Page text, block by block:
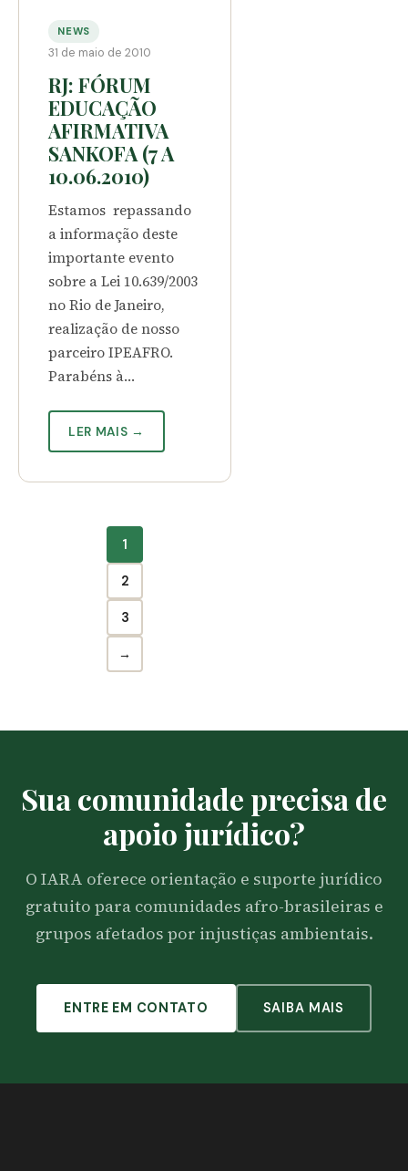
NEWS
31 de maio de 2010
RJ: FÓRUM
EDUCAÇÃO
AFIRMATIVA
SANKOFA (7 A
10.06.2010)
Estamos repassando
a informação deste
importante evento
sobre a Lei 10.639/2003
no Rio de Janeiro,
realização de nosso
parceiro IPEAFRO.
Parabéns à…
LER MAIS →
1
2
3
→
Sua comunidade precisa de
apoio jurídico?
O IARA oferece orientação e suporte jurídico
gratuito para comunidades afro-brasileiras e
grupos afetados por injustiças ambientais.
ENTRE EM CONTATO SAIBA MAIS